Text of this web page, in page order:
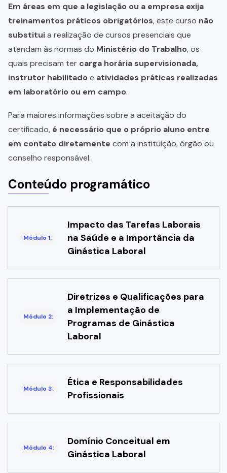
Em áreas em que a legislação ou a empresa exija
treinamentos práticos obrigatórios, este curso não
substituia realização de cursos presenciais que
atendam às normas do Ministério do Trabalho, os
quais precisam ter carga horária supervisionada,
instrutor habilitadoe atividades práticas realizadas
em laboratório ou em campo.
Para maiores informações sobre a aceitação do
certificado, é necessário que o próprio aluno entre
em contato diretamente com a instituição, órgão ou
conselho responsável.
Conteúdo programático
Módulo 1:
Impacto das Tarefas Laborais
na Saúde e a Importância da
Ginástica Laboral
Módulo 2:
Diretrizes e Qualificações para
a Implementação de
Programas de Ginástica
Laboral
Módulo 3:
Ética e Responsabilidades
Profissionais
Módulo 4:
Domínio Conceitual em
Ginástica Laboral